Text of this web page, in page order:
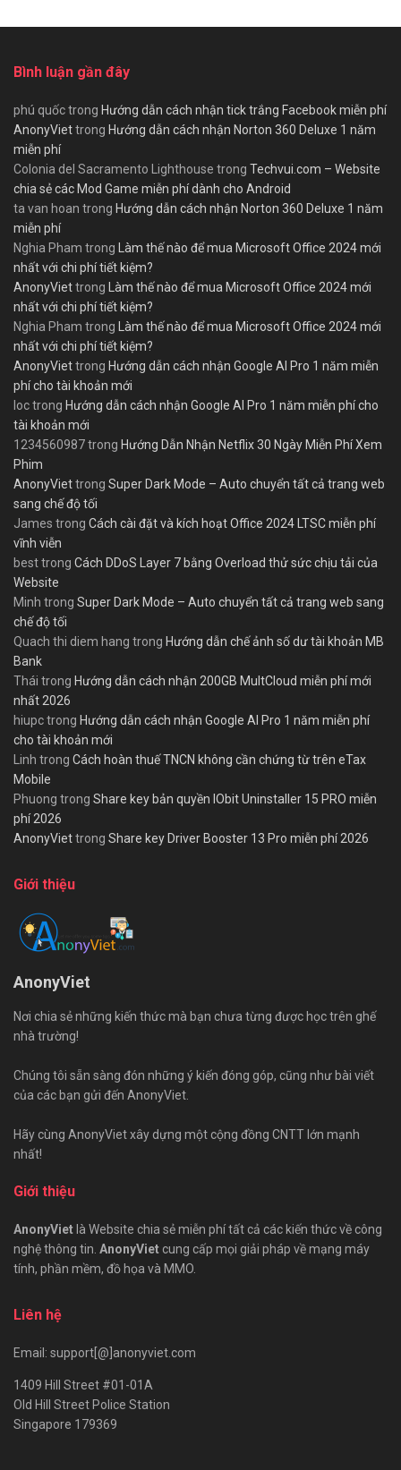
Bình luận gần đây
phú quốctrong Hướng dẫn cách nhận tick trắng Facebook miễn phí
AnonyViettrong Hướng dẫn cách nhận Norton 360 Deluxe 1 năm
miễn phí
Colonia del Sacramento Lighthouse trong Techvui.com – Website
chia sẻ các Mod Game miễn phí dành cho Android
ta van hoan trong Hướng dẫn cách nhận Norton 360 Deluxe 1 năm
miễn phí
Nghia Pham trong
Làm thế nào để mua Microsoft Office 2024 mới
nhất với chi phí tiết kiệm?
AnonyViettrong
Làm thế nào để mua Microsoft Office 2024 mới
nhất với chi phí tiết kiệm?
Nghia Pham trong
Làm thế nào để mua Microsoft Office 2024 mới
nhất với chi phí tiết kiệm?
AnonyViettrong Hướng dẫn cách nhận Google AI Pro 1 năm miễn
phí cho tài khoản mới
loctrong Hướng dẫn cách nhận Google AI Pro 1 năm miễn phí cho
tài khoản mới
1234560987trong Hướng Dẫn Nhận Netflix 30 Ngày Miễn Phí Xem
Phim
AnonyViettrong Super Dark Mode – Auto chuyển tất cả trang web
sang chế độ tối
James trong Cách cài đặt và kích hoạt Office 2024 LTSC miễn phí
vĩnh viễn
besttrong Cách DDoS Layer 7 bằng Overload thử sức chịu tải của
Website
Minh trong Super Dark Mode – Auto chuyển tất cả trang web sang
chế độ tối
Quach thi diem hang trong Hướng dẫn chế ảnh số dư tài khoản MB
Bank
Thái trong Hướng dẫn cách nhận 200GB MultCloud miễn phí mới
nhất 2026
hiupctrong Hướng dẫn cách nhận Google AI Pro 1 năm miễn phí
cho tài khoản mới
Linh trong Cách hoàn thuế TNCN không cần chứng từ trên eTax
Mobile
Phuong trong Share key bản quyền IObit Uninstaller 15 PRO miễn
phí 2026
AnonyViettrong Share key Driver Booster 13 Pro miễn phí 2026
Giới thiệu
AnonyViet
Nơi chia sẻ những kiến thức mà bạn chưa từng được học trên ghế
nhà trường!
Chúng tôi sẵn sàng đón những ý kiến đóng góp, cũng như bài viết
của các bạn gửi đến AnonyViet.
Hãy cùng AnonyViet xây dựng một cộng đồng CNTT lớn mạnh
nhất!
Giới thiệu
AnonyViet là Website chia sẻ miễn phí tất cả các kiến thức về công
nghệ thông tin. AnonyViet cung cấp mọi giải pháp về mạng máy
tính, phần mềm, đồ họa và MMO.
Liên hệ
Email: support[@]anonyviet.com
1409 Hill Street #01-01A
Old Hill Street Police Station
Singapore 179369